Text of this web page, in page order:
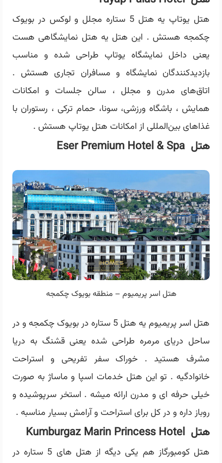
هتل یوتاپ یه هتل 5 ستاره مجلل و لوکس در بویوک
چکمجه هستش . این هتل یه هتل نمایشگاهی هست
یعنی داخل نمایشگاه یوتاپ طراحی شده و مناسب
بازدیدکنندگان نمایشگاه و مسافران تجاری هستش .
اتاق‌های مدرن و مجلل ، سالن جلسات و امکانات
همایش ، باشگاه ورزشی، سونا، حمام ترکی ، رستوران با
غذاهای بین‌المللی از امکانات هتل یوتاپ هستش .
هتل Eser Premium Hotel & Spa
هتل اسر پریمیوم – منطقه بویوک چکمجه
هتل اسر پریمیوم یه هتل 5 ستاره در بویوک چکمجه و در
ساحل دریای مرمره طراحی شده یعنی قشنگ به دریا
مشرف هستید . خوراک سفر تفریحی و استراحت
خانوادگیه . تو این هتل خدمات اسپا و ماساژ به صورت
خیلی حرفه ای و مدرن ارائه میشه . استخر سرپوشیده و
روباز داره و در کل برای استراحت و آرامش بسیار مناسبه .
هتل Kumburgaz Marin Princess Hotel
هتل کومبورگاز هم یکی دیگه از هتل های 5 ستاره در